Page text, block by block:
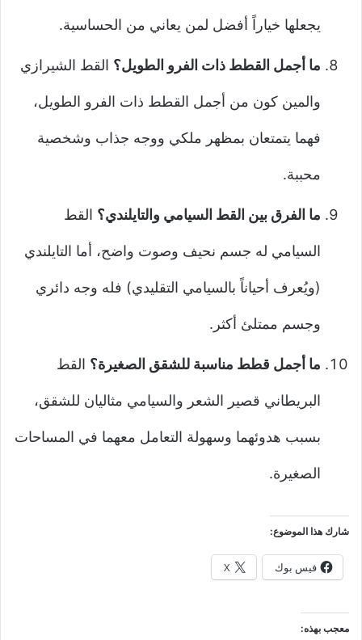
يجعلها خياراً أفضل لمن يعاني من الحساسية.
ما أجمل القطط ذات الفرو الطويل؟ القط الشيرازي
والمين كون من أجمل القطط ذات الفرو الطويل،
فهما يتمتعان بمظهر ملكي ووجه جذاب وشخصية
محببة.
ما الفرق بين القط السيامي والتايلندي؟ القط
السيامي له جسم نحيف وصوت واضح، أما التايلندي
(ويُعرف أحياناً بالسيامي التقليدي) فله وجه دائري
وجسم ممتلئ أكثر.
ما أجمل قطط مناسبة للشقق الصغيرة؟ القط
البريطاني قصير الشعر والسيامي مثاليان للشقق،
بسبب هدوئهما وسهولة التعامل معهما في المساحات
الصغيرة.
شارك هذا الموضوع:
فيس بوك X
معجب بهذه: